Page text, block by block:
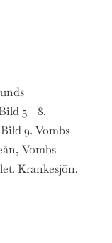
5 - 8.
9. Vombs
Vombs
Krankesjön.